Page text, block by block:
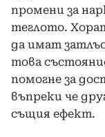
промени за
теглото.
да имат
това
помогне за
въпреки че
същия ефект.